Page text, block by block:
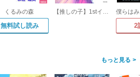
くるみの森
無料試し読み
【推しの子】1stイラスト集 Glare×Sparkle
2
>